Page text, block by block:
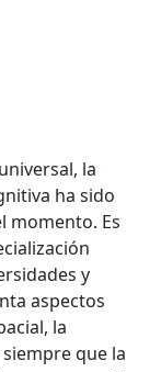
la
ha sido
momento. Es
y
aspectos
la
que la